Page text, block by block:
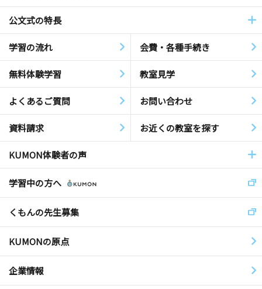
公文式の特長
学習の流れ 会費・各種手続き
無料体験学習 教室見学
よくあるご質問 お問い合わせ
資料請求 お近くの教室を探す
KUMON体験者の声
学習中の方へ
くもんの先生募集
KUMONの原点
企業情報